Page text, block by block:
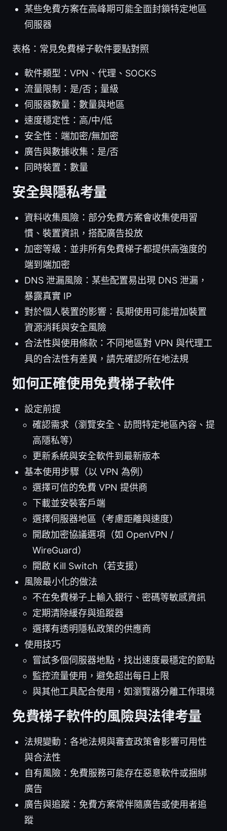
某些免費方案在高峰期可能全面封鎖特定地區
伺服器
表格：常見免費梯子軟件要點對照
軟件類型：VPN、代理、SOCKS
流量限制：是/否；量級
伺服器數量：數量與地區
速度穩定性：高/中/低
安全性：端加密/無加密
廣告與數據收集：是/否
同時裝置：數量
安全與隱私考量
資料收集風險：部分免費方案會收集使用習
慣、裝置資訊，搭配廣告投放
加密等級：並非所有免費梯子都提供高強度的
端到端加密
DNS 泄漏風險：某些配置易出現 DNS 泄漏，
暴露真實 IP
對於個人裝置的影響：長期使用可能增加裝置
資源消耗與安全風險
合法性與使用條款：不同地區對 VPN 與代理工
具的合法性有差異，請先確認所在地法規
如何正確使用免費梯子軟件
設定前提
確認需求（瀏覽安全、訪問特定地區內容、提
高隱私等）
更新系統與安全軟件到最新版本
基本使用步驟（以 VPN 為例）
選擇可信的免費 VPN 提供商
下載並安裝客戶端
選擇伺服器地區（考慮距離與速度）
開啟加密協議選項（如 OpenVPN /
WireGuard）
開啟 Kill Switch（若支援）
風險最小化的做法
不在免費梯子上輸入銀行、密碼等敏感資訊
定期清除緩存與追蹤器
選擇有透明隱私政策的供應商
使用技巧
嘗試多個伺服器地點，找出速度最穩定的節點
監控流量使用，避免超出每日上限
與其他工具配合使用，如瀏覽器分離工作環境
免費梯子軟件的風險與法律考量
法規變動：各地法規與審查政策會影響可用性
與合法性
自有風險：免費服務可能存在惡意軟件或捆綁
廣告
廣告與追蹤：免費方案常伴隨廣告或使用者追
蹤